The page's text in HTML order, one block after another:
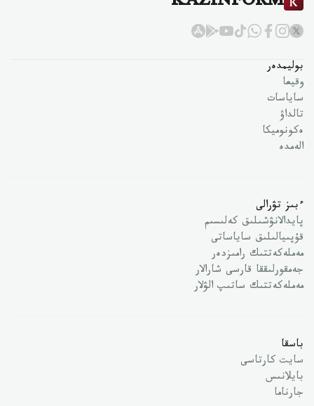
بوليمدەر
وقيعا
ساياسات
تالداۋ
ەكونوميكا
الەمدە
ءبىز تۋرالى
پايدالانۋشىلىق كەلىسىم
قۇپىيالىلىق ساياساتى
مەملەكەتتىك رامىزدەر
جەمقورلىققا قارسى شارالار
مەملەكەتتىك ساتىپ الۋلار
باسقا
سايت كارتاسى
بايلانىس
جارناما